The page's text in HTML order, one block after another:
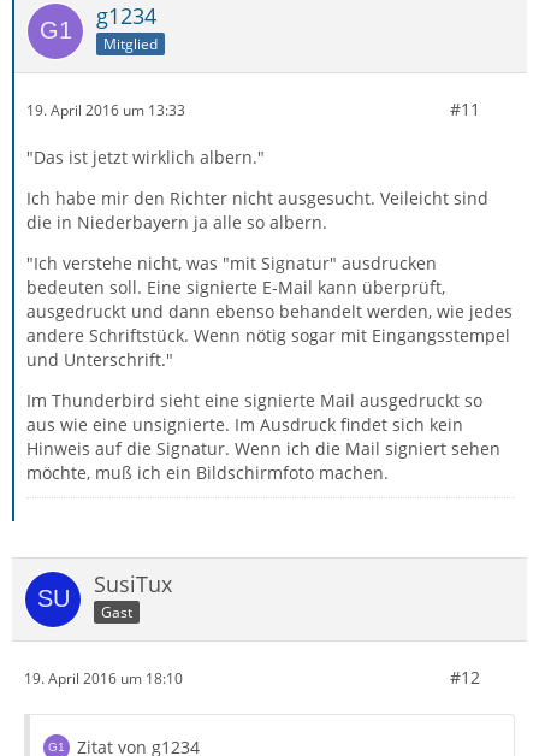
g1234
Mitglied
19. April 2016 um 13:33 #11
"Das ist jetzt wirklich albern."
Ich habe mir den Richter nicht ausgesucht. Veileicht sind
die in Niederbayern ja alle so albern.
"Ich verstehe nicht, was "mit Signatur" ausdrucken
bedeuten soll. Eine signierte E-Mail kann überprüft,
ausgedruckt und dann ebenso behandelt werden, wie jedes
andere Schriftstück. Wenn nötig sogar mit Eingangsstempel
und Unterschrift."
Im Thunderbird sieht eine signierte Mail ausgedruckt so
aus wie eine unsignierte. Im Ausdruck findet sich kein
Hinweis auf die Signatur. Wenn ich die Mail signiert sehen
möchte, muß ich ein Bildschirmfoto machen.
SusiTux
Gast
19. April 2016 um 18:10 #12
Zitat von g1234